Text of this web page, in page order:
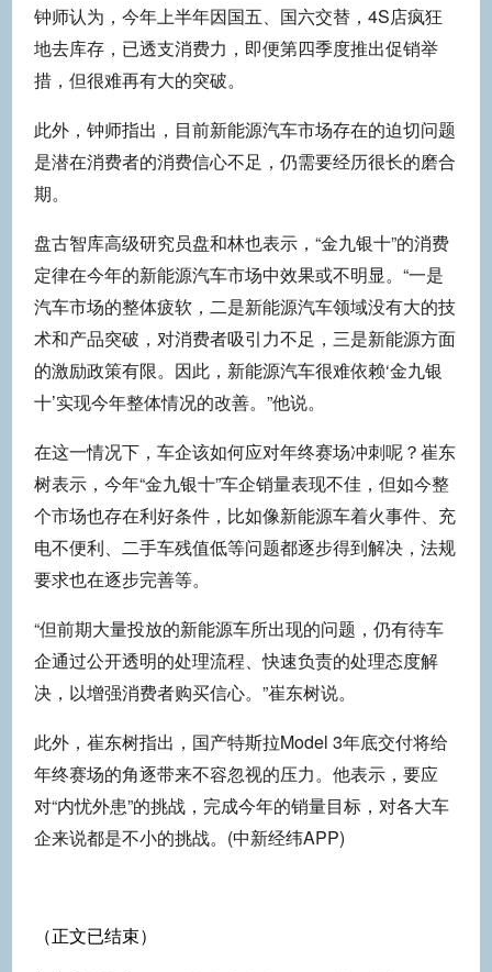
钟师认为，今年上半年因国五、国六交替，4S店疯狂
地去库存，已透支消费力，即便第四季度推出促销举
措，但很难再有大的突破。
此外，钟师指出，目前新能源汽车市场存在的迫切问题
是潜在消费者的消费信心不足，仍需要经历很长的磨合
期。
盘古智库高级研究员盘和林也表示，“金九银十”的消费
定律在今年的新能源汽车市场中效果或不明显。“一是
汽车市场的整体疲软，二是新能源汽车领域没有大的技
术和产品突破，对消费者吸引力不足，三是新能源方面
的激励政策有限。因此，新能源汽车很难依赖‘金九银
十’实现今年整体情况的改善。”他说。
在这一情况下，车企该如何应对年终赛场冲刺呢？崔东
树表示，今年“金九银十”车企销量表现不佳，但如今整
个市场也存在利好条件，比如像新能源车着火事件、充
电不便利、二手车残值低等问题都逐步得到解决，法规
要求也在逐步完善等。
“但前期大量投放的新能源车所出现的问题，仍有待车
企通过公开透明的处理流程、快速负责的处理态度解
决，以增强消费者购买信心。”崔东树说。
此外，崔东树指出，国产特斯拉Model 3年底交付将给
年终赛场的角逐带来不容忽视的压力。他表示，要应
对“内忧外患”的挑战，完成今年的销量目标，对各大车
企来说都是不小的挑战。(中新经纬APP)
（正文已结束）